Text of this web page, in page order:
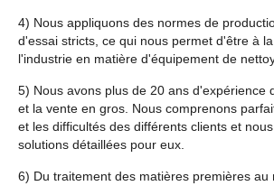
4) Nous appliquons des normes de
d'essai stricts, ce qui nous permet d'être à
l'industrie en matière d'équipement de
5) Nous avons plus de 20 ans d'expérience
et la vente en gros. Nous comprenons
et les difficultés des différents clients et
solutions détaillées pour eux.
6) Du traitement des matières premières au